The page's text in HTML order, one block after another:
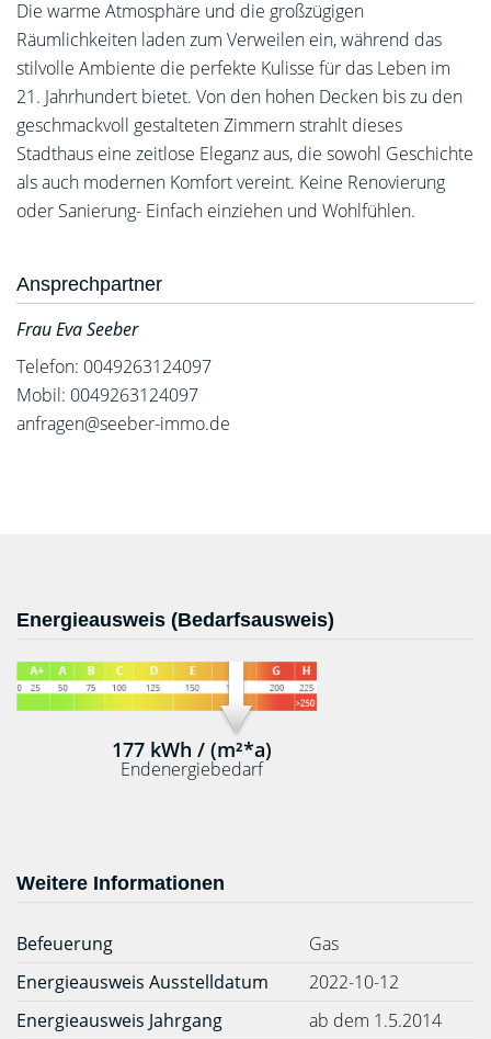
Die warme Atmosphäre und die großzügigen
Räumlichkeiten laden zum Verweilen ein, während das
stilvolle Ambiente die perfekte Kulisse für das Leben im
21. Jahrhundert bietet. Von den hohen Decken bis zu den
geschmackvoll gestalteten Zimmern strahlt dieses
Stadthaus eine zeitlose Eleganz aus, die sowohl Geschichte
als auch modernen Komfort vereint. Keine Renovierung
oder Sanierung- Einfach einziehen und Wohlfühlen.
Ansprechpartner
Frau Eva Seeber
Telefon: 0049263124097
Mobil: 0049263124097
anfragen@seeber-immo.de
Energieausweis (Bedarfsausweis)
177 kWh / (m²*a)
Endenergiebedarf
Weitere Informationen
Befeuerung
Gas
Energieausweis Ausstelldatum
2022-10-12
Energieausweis Jahrgang
ab dem 1.5.2014